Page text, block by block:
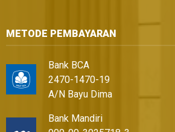
METODE PEMBAYARAN
Bank BCA
2470-1470-19
A/N Bayu Dima
Bank Mandiri